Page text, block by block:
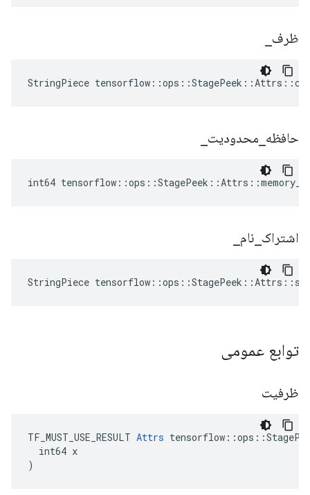
ظرف
StringPiece
حافظه محدودیت
int64
اشتراک نام
StringPiece
توابع عمومی
ظرفیت
TF_MUST_USE_RESULT Attrs
  int64 x
)